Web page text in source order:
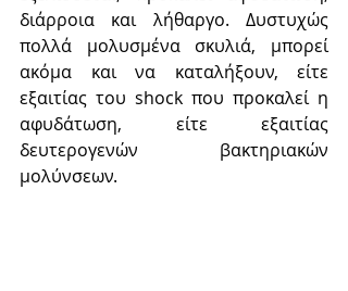
διάρροια και λήθαργο. Δυστυχώς
πολλά μολυσμένα σκυλιά, μπορεί
ακόμα και να καταλήξουν, είτε
εξαιτίας του shock που προκαλεί η
αφυδάτωση, είτε εξαιτίας
δευτερογενών βακτηριακών
μολύνσεων.